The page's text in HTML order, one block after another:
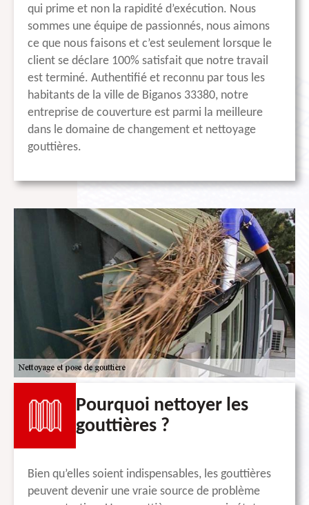
qui prime et non la rapidité d’exécution. Nous
sommes une équipe de passionnés, nous aimons
ce que nous faisons et c’est seulement lorsque le
client se déclare 100% satisfait que notre travail
est terminé. Authentifié et reconnu par tous les
habitants de la ville de Biganos 33380, notre
entreprise de couverture est parmi la meilleure
dans le domaine de changement et nettoyage
gouttières.
Pourquoi nettoyer les
gouttières ?
Bien qu’elles soient indispensables, les gouttières
peuvent devenir une vraie source de problème